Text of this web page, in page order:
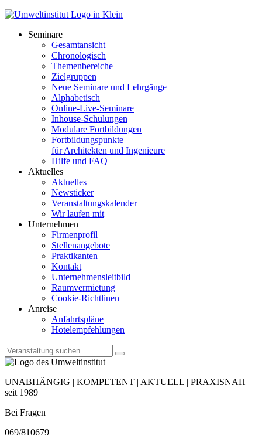
Seminare
Gesamtansicht
Chronologisch
Themenbereiche
Zielgruppen
Neue Seminare und Lehrgänge
Alphabetisch
Online-Live-Seminare
Inhouse-Schulungen
Modulare Fortbildungen
Fortbildungspunkte
für Architekten und Ingenieure
Hilfe und FAQ
Aktuelles
Aktuelles
Newsticker
Veranstaltungskalender
Wir laufen mit
Unternehmen
Firmenprofil
Stellenangebote
Praktikanten
Kontakt
Unternehmensleitbild
Raumvermietung
Cookie-Richtlinen
Anreise
Anfahrtspläne
Hotelempfehlungen
UNABHÄNGIG | KOMPETENT | AKTUELL | PRAXISNAH
seit 1989
Bei Fragen
069/810679